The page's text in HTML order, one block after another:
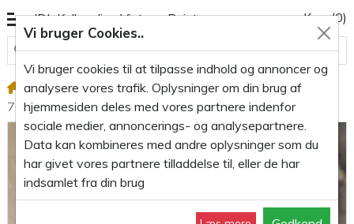
JDL Kalkmaling Vintage Paint Kurv(0)
Alle varegrupper
Kalkmaling 700ml
Kalkmaling Dusty Olive grøn
700ml
Vi bruger Cookies..
Vi bruger cookies til at tilpasse indhold og annoncer og
analysere vores trafik. Oplysninger om din brug af
hjemmesiden deles med vores partnere indenfor
sociale medier, annoncerings- og analysepartnere.
Data kan kombineres med andre oplysninger som du
har givet vores partnere tilladdelse til, eller de har
indsamlet fra din brug